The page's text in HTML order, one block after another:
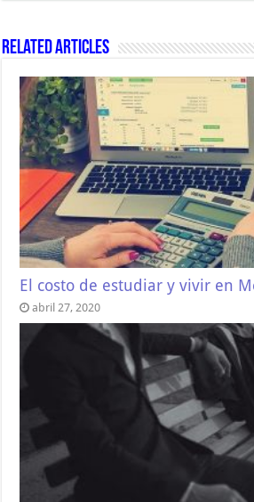
Related Articles
El costo de estudiar y vivir en
abril 27, 2020